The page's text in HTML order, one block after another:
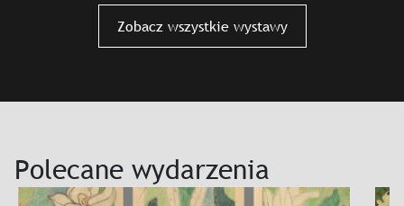
Zobacz wszystkie wystawy
Polecane wydarzenia